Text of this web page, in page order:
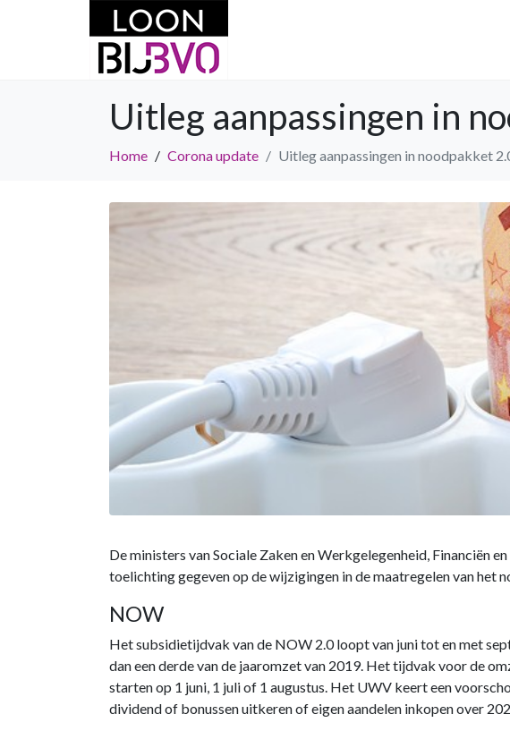
Uitleg aanpassingen in
Home Corona update Uitleg aanpassingen in noodpakket
De ministers van Sociale Zaken en Werkgelegenheid, Financiën
toelichting gegeven op de wijzigingen in de maatregelen van het
NOW
Het subsidietijdvak van de NOW 2.0 loopt van juni tot en met
dan een derde van de jaaromzet van 2019. Het tijdvak voor de
starten op 1 juni, 1 juli of 1 augustus. Het UWV keert een
dividend of bonussen uitkeren of eigen aandelen inkopen over